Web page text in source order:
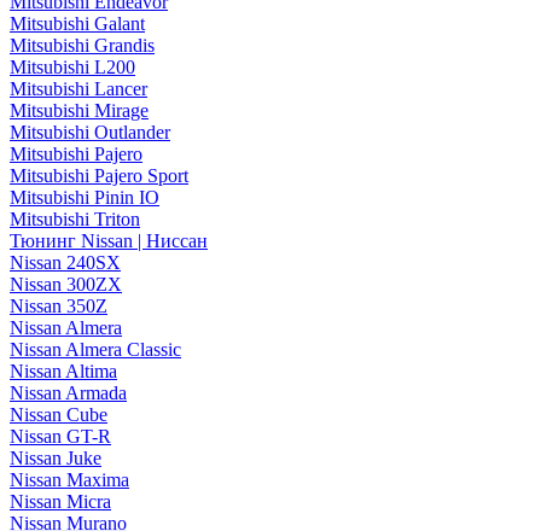
Mitsubishi Galant
Mitsubishi Grandis
Mitsubishi L200
Mitsubishi Lancer
Mitsubishi Mirage
Mitsubishi Outlander
Mitsubishi Pajero
Mitsubishi Pajero Sport
Mitsubishi Pinin IO
Mitsubishi Triton
Тюнинг Nissan | Ниссан
Nissan 240SX
Nissan 300ZX
Nissan 350Z
Nissan Almera
Nissan Almera Classic
Nissan Altima
Nissan Armada
Nissan Cube
Nissan GT-R
Nissan Juke
Nissan Maxima
Nissan Micra
Nissan Murano